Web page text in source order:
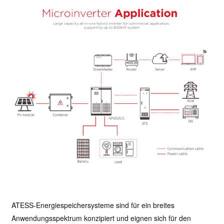
ATESS-Energiespeichersysteme sind für ein breites
Anwendungsspektrum konzipiert und eignen sich für den